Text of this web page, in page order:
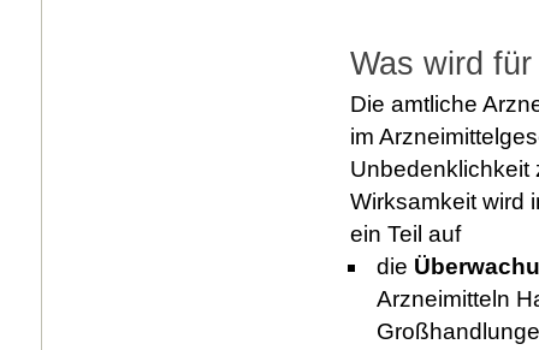
Was wird
Die amtliche
im
Unbedenklichkeit
Wirksamkeit wird
ein Teil auf
die
Arzneimitteln